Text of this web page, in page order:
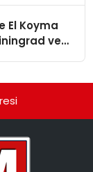
El Koyma
ve